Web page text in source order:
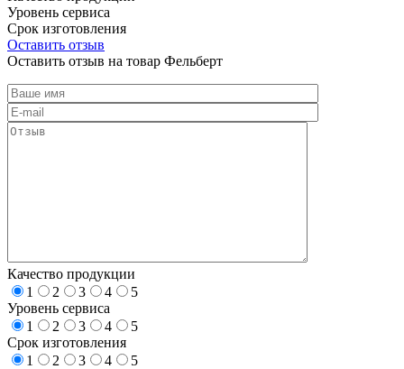
Уровень сервиса
Срок изготовления
Оставить отзыв
Оставить отзыв на товар Фельберт
Качество продукции
1
2 3 4
5
Уровень сервиса
1
2 3 4
5
Срок изготовления
1
2 3 4
5